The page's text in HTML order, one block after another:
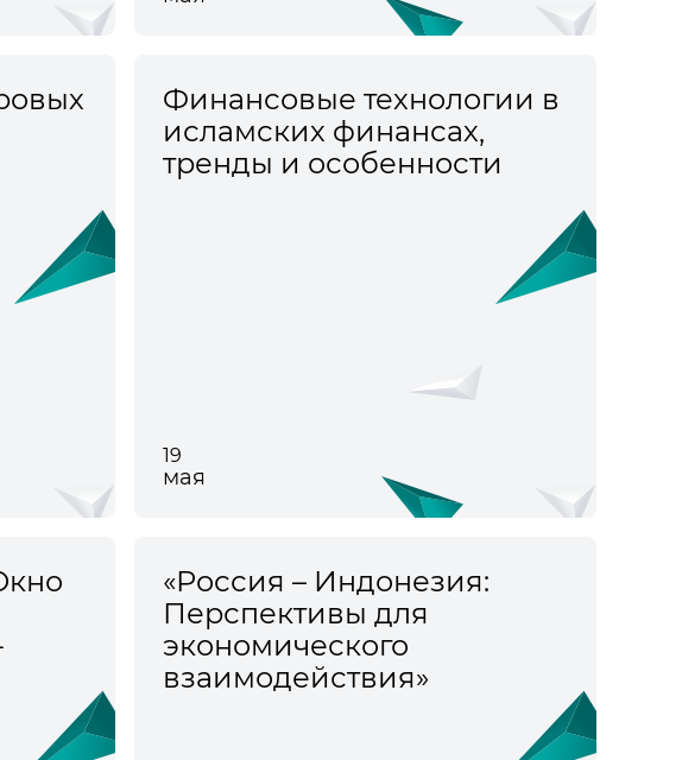
Финансовые технологии в
исламских финансах,
тренды и особенности
19
мая
«Россия – Индонезия:
Перспективы для
экономического
взаимодействия»